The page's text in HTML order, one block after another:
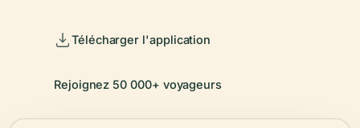
Télécharger l'application
Rejoignez 50 000+ voyageurs